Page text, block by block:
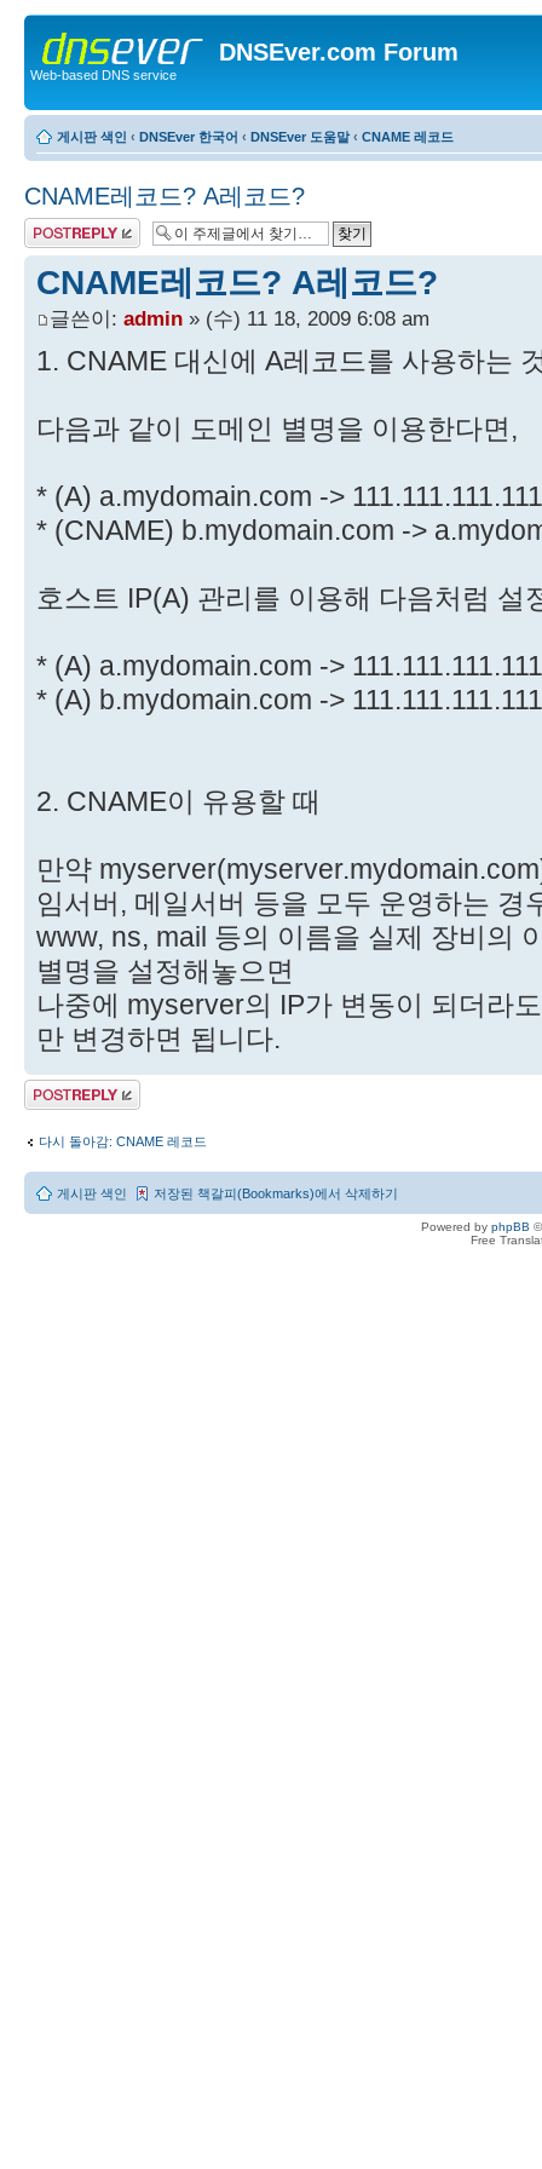
DNSEver.com Forum
Web-based DNS service
게시판 색인 ‹ DNSEver 한국어 ‹ DNSEver 도움말 ‹ CNAME 레코드
CNAME레코드? A레코드?
답변 게시글
CNAME레코드? A레코드?
글쓴이: admin » (수) 11 18, 2009 6:08 am
1. CNAME 대신에 A레코드를 사용하는
다음과 같이 도메인 별명을 이용한다면,
* (A) a.mydomain.com -> 111.111.111.111
* (CNAME) b.mydomain.com ->
호스트 IP(A) 관리를 이용해 다음처럼 설
* (A) a.mydomain.com -> 111.111.111.111
* (A) b.mydomain.com -> 111.111.111.111
2. CNAME이 유용할 때
만약
임서버, 메일서버 등을 모두 운영하는 경
www, ns, mail 등의 이름을 실제 장비의
별명을 설정해놓으면
나중에 myserver의 IP가 변동이 되더라
만 변경하면 됩니다.
답변 게시글
다시 돌아감: CNAME 레코드
게시판 색인 저장된 책갈피(Bookmarks)에서 삭제하기
Powered by phpBB
Free